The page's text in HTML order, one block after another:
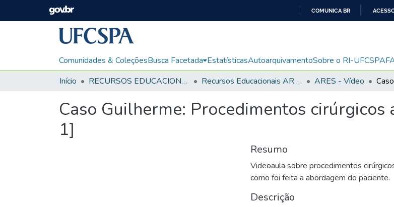
CONTEÚDO
COMUNICA BR
Comunidades & ColeçõesBusca Facetada EstatísticasAutoarquivamentoSobre o RI-UFCSPA
Início
RECURSOS EDUCACIONAIS Recursos Educacionais ARES/UNA-SUS ARES - Vídeo
Caso Guilherme: Procedimentos
1]
Resumo
Videoaula sobre procedimentos
como foi feita a abordagem do paciente.
Descrição